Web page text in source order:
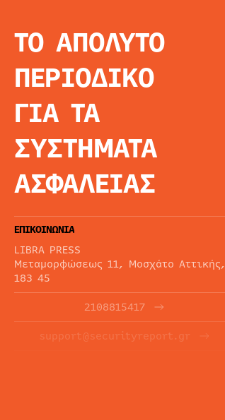
ΤΟ ΑΠΟΛΥΤΟ
ΠΕΡΙΟΔΙΚΟ
ΓΙΑ ΤΑ
ΣΥΣΤΗΜΑΤΑ
ΑΣΦΑΛΕΙΑΣ
ΕΠΙΚΟΙΝΩΝΙΑ
LIBRA PRESS
Μεταμορφώσεως 11, Μοσχάτο Αττικής,
183 45
2108815417
support@securityreport.gr